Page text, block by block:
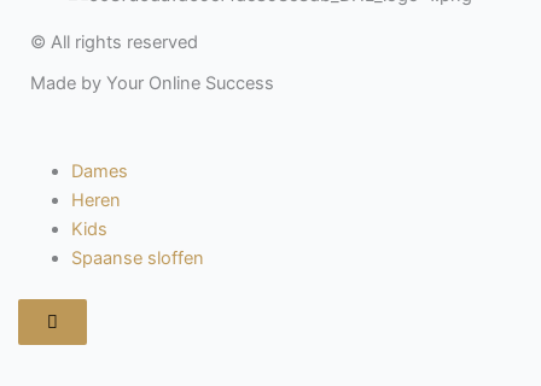
© All rights reserved
Made by Your Online Success
Dames
Heren
Kids
Spaanse sloffen
Hamburger
toggle